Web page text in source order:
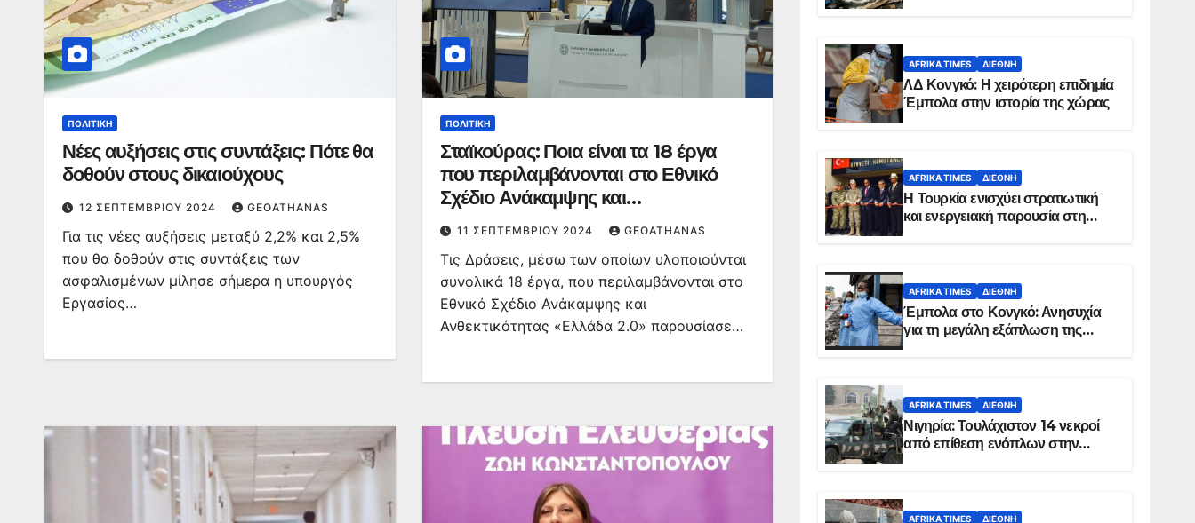
ΠΟΛΙΤΙΚΉ
Νέες αυξήσεις στις συντάξεις: Πότε θα
δοθούν στους δικαιούχους
12 ΣΕΠΤΕΜΒΡΊΟΥ 2024 GEOATHANAS
Για τις νέες αυξήσεις μεταξύ 2,2% και 2,5%
που θα δοθούν στις συντάξεις των
ασφαλισμένων μίλησε σήμερα η υπουργός
Εργασίας…
ΠΟΛΙΤΙΚΉ
Σταϊκούρας: Ποια είναι τα 18 έργα
που περιλαμβάνονται στο Εθνικό
Σχέδιο Ανάκαμψης και
Ανθεκτικότητας
11 ΣΕΠΤΕΜΒΡΊΟΥ 2024 GEOATHANAS
Τις Δράσεις, μέσω των οποίων υλοποιούνται
συνολικά 18 έργα, που περιλαμβάνονται στο
Εθνικό Σχέδιο Ανάκαμψης και
Ανθεκτικότητας «Ελλάδα 2.0» παρουσίασε…
AFRIKA TIMES ΔΙΕΘΝΉ
ΛΔ Κονγκό: Η χειρότερη επιδημία
Έμπολα στην ιστορία της χώρας
AFRIKA TIMES ΔΙΕΘΝΉ
Η Τουρκία ενισχύει στρατιωτική
και ενεργειακή παρουσία στη
AFRIKA TIMES ΔΙΕΘΝΉ
Έμπολα στο Κονγκό: Ανησυχία
για τη μεγάλη εξάπλωση της
AFRIKA TIMES ΔΙΕΘΝΉ
Νιγηρία: Τουλάχιστον 14 νεκροί
από επίθεση ενόπλων στην
AFRIKA TIMES ΔΙΕΘΝΉ